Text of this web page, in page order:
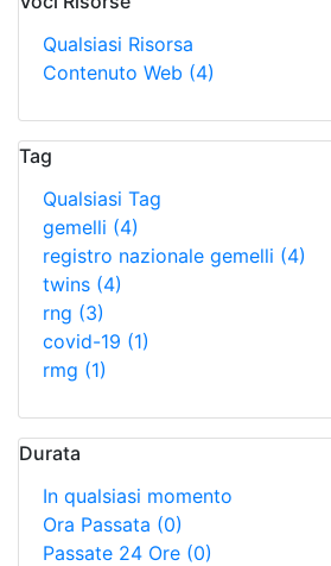
Qualsiasi Risorsa
Contenuto Web (4)
Tag
Qualsiasi Tag
gemelli (4)
registro nazionale gemelli (4)
twins (4)
rng (3)
covid-19 (1)
rmg (1)
Durata
In qualsiasi momento
Ora Passata (0)
Passate 24 Ore (0)